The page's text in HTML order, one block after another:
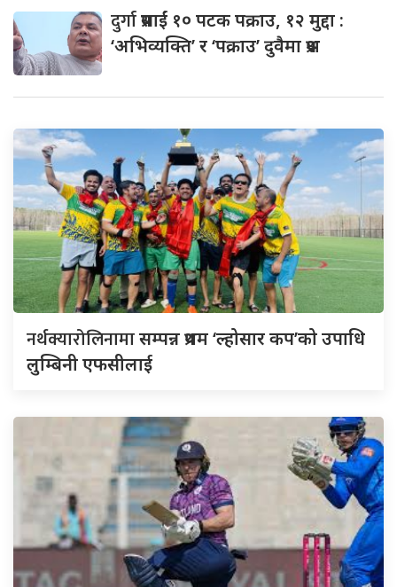
दुर्गाप्रसाईं १० पटक पक्राउ, १२ मुद्दा :
‘अभिव्यक्ति’ र ‘पक्राउ’ दुवैमा प्रश्न
नर्थक्यारोलिनामासम्पन्न प्रथम ‘ल्होसार कप’को उपाधि
लुम्बिनी एफसीलाई